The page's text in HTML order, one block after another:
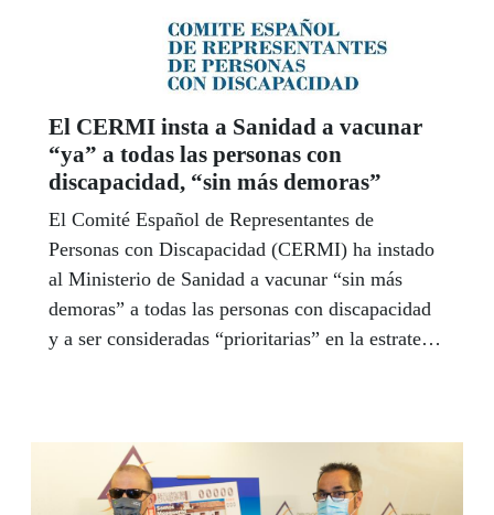
El CERMI insta a Sanidad a vacunar
“ya” a todas las personas con
discapacidad, “sin más demoras”
El Comité Español de Representantes de
Personas con Discapacidad (CERMI) ha instado
al Ministerio de Sanidad a vacunar “sin más
demoras” a todas las personas con discapacidad
y a ser consideradas “prioritarias” en la estrategia